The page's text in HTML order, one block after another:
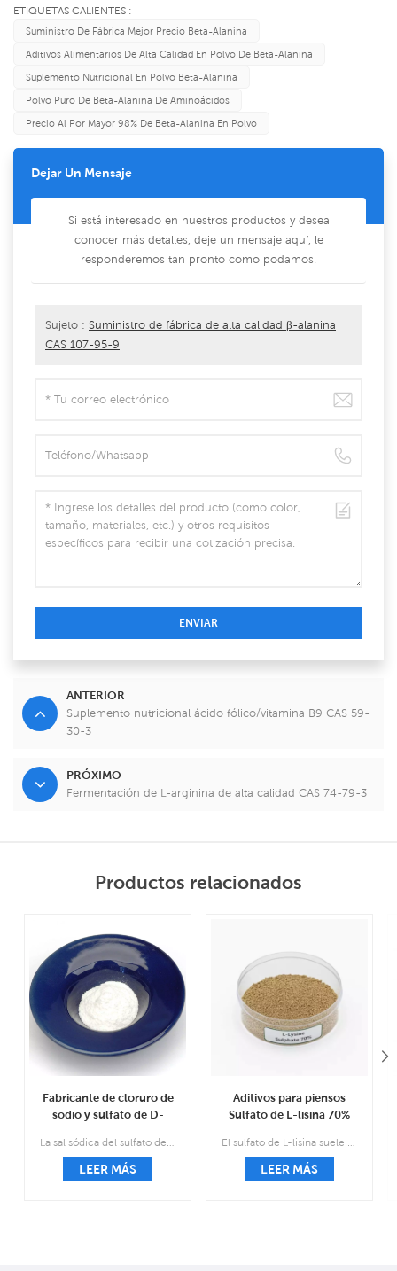
ETIQUETAS CALIENTES :
Suministro De Fábrica Mejor Precio Beta-Alanina
Aditivos Alimentarios De Alta Calidad En Polvo De Beta-Alanina
Suplemento Nutricional En Polvo Beta-Alanina
Polvo Puro De Beta-Alanina De Aminoácidos
Precio Al Por Mayor 98% De Beta-Alanina En Polvo
Dejar Un Mensaje
Si está interesado en nuestros productos y desea
conocer más detalles, deje un mensaje aquí, le
responderemos tan pronto como podamos.
Sujeto : Suministro de fábrica de alta calidad β-alanina
CAS 107-95-9
ENVIAR
ANTERIOR
Suplemento nutricional ácido fólico/vitamina B9 CAS 59-
30-3
PRÓXIMO
Fermentación de L-arginina de alta calidad CAS 74-79-3
Productos relacionados
Fabricante de cloruro de
sodio y sulfato de D-
05-7
LEER MÁS
Aditivos para piensos
Sulfato de L-lisina 70%
CAS 60343-69-3
LEER MÁS